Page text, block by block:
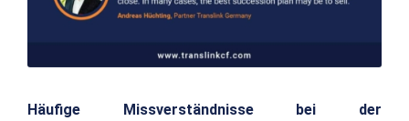
Häufige Missverständnisse bei der